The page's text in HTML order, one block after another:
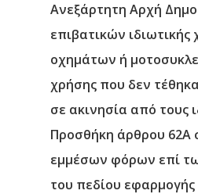
Ανεξάρτητη Αρχή
επιβατικών ιδιωτικής
οχημάτων ή
χρήσης που δεν
σε ακινησία από τους
Προσθήκη άρθρου 62Α
εμμέσων φόρων επί
του πεδίου